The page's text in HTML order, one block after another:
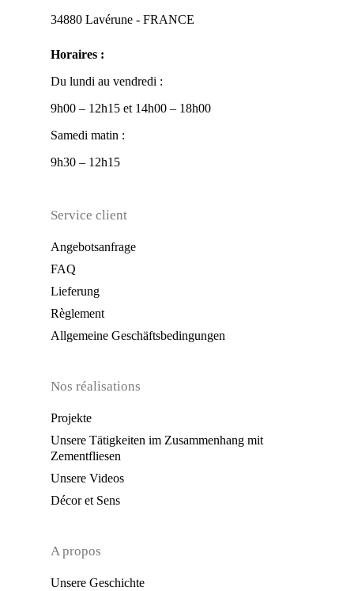
34880 Lavérune - FRANCE
Horaires :
Du lundi au vendredi :
9h00 – 12h15 et 14h00 – 18h00
Samedi matin :
9h30 – 12h15
Service client
Angebotsanfrage
FAQ
Lieferung
Règlement
Allgemeine Geschäftsbedingungen
Nos réalisations
Projekte
Unsere Tätigkeiten im Zusammenhang mit
Zementfliesen
Unsere Videos
Décor et Sens
A propos
Unsere Geschichte